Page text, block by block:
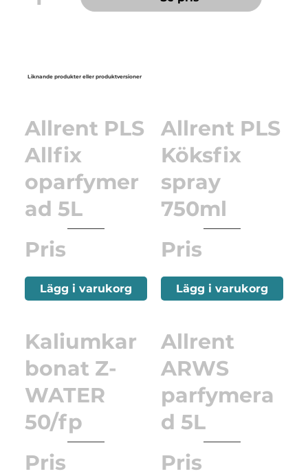
Liknande produkter eller produktversioner
Allrent PLS
Allfix
oparfymer
ad 5L
Pris
Lägg i varukorg
Allrent PLS
Köksfix
spray
750ml
Pris
Lägg i varukorg
Kaliumkar
bonat Z-
WATER
50/fp
Pris
Allrent
ARWS
parfymera
d 5L
Pris